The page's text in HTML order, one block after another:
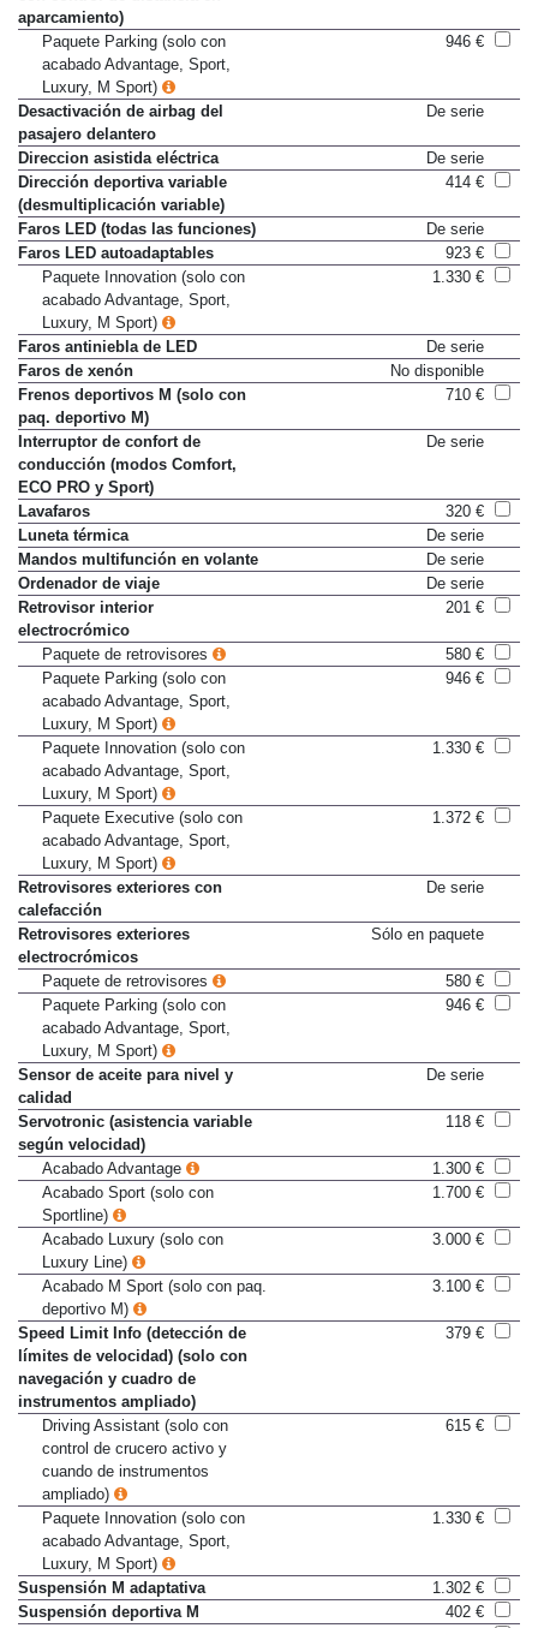
con control de distancia en
aparcamiento)
Paquete Parking (solo con
acabado Advantage, Sport,
Luxury, M Sport)
Desactivación de airbag del
pasajero delantero
Direccion asistida eléctrica
De serie
Dirección deportiva variable
(desmultiplicación variable)
Faros LED (todas las funciones)
De serie
Faros LED autoadaptables
923 €
Paquete Innovation (solo con
acabado Advantage, Sport,
Luxury, M Sport)
Faros antiniebla de LED
De serie
Faros de xenón
No disponible
Frenos deportivos M (solo con
paq. deportivo M)
Interruptor de confort de
conducción (modos Comfort,
ECO PRO y Sport)
Lavafaros
320 €
Luneta térmica
De serie
Mandos multifunción en volante
De serie
Ordenador de viaje
De serie
Retrovisor interior
electrocrómico
Paquete de retrovisores
580 €
Paquete Parking (solo con
acabado Advantage, Sport,
Luxury, M Sport)
Paquete Innovation (solo con
acabado Advantage, Sport,
Luxury, M Sport)
Paquete Executive (solo con
acabado Advantage, Sport,
Luxury, M Sport)
Retrovisores exteriores con
calefacción
Retrovisores exteriores
electrocrómicos
Paquete de retrovisores
580 €
Paquete Parking (solo con
acabado Advantage, Sport,
Luxury, M Sport)
Sensor de aceite para nivel y
calidad
Servotronic (asistencia variable
según velocidad)
Acabado Advantage
1.300 €
Acabado Sport (solo con
Sportline)
Acabado Luxury (solo con
Luxury Line)
Acabado M Sport (solo con paq.
deportivo M)
Speed Limit Info (detección de
límites de velocidad) (solo con
navegación y cuadro de
instrumentos ampliado)
Driving Assistant (solo con
control de crucero activo y
cuando de instrumentos
ampliado)
Paquete Innovation (solo con
acabado Advantage, Sport,
Luxury, M Sport)
Suspensión M adaptativa
1.302 €